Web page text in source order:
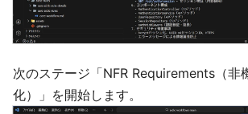
次のステージ「NFR Requirements（非
化）」を開始します。